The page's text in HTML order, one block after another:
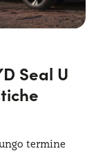
Seal U
termine